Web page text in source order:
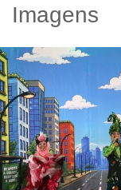
Imagens